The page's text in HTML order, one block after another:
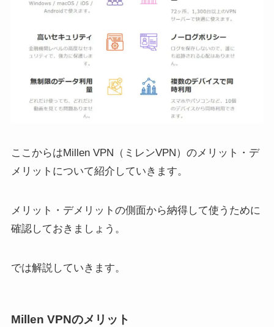
ここからはMillen VPN（ミレンVPN）のメリット・デ
メリットについて紹介していきます。
メリット・デメリットの側面から納得して使うために
確認しておきましょう。
では解説していきます。
Millen VPNのメリット